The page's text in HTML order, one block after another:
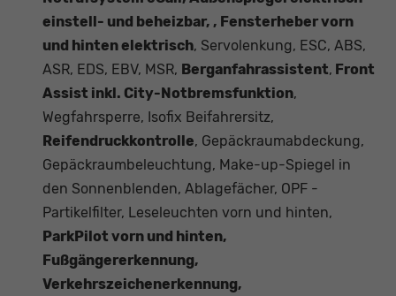
einstell- und beheizbar, , Fensterheber vorn
und hinten elektrisch, Servolenkung, ESC, ABS,
ASR, EDS, EBV, MSR, Berganfahrassistent, Front
Assist inkl. City-Notbremsfunktion,
Wegfahrsperre, Isofix Beifahrersitz,
Reifendruckkontrolle, Gepäckraumabdeckung,
Gepäckraumbeleuchtung, Make-up-Spiegel in
den Sonnenblenden, Ablagefächer, OPF -
Partikelfilter, Leseleuchten vorn und hinten,
ParkPilot vorn und hinten,
Fußgängererkennung,
Verkehrszeichenerkennung,